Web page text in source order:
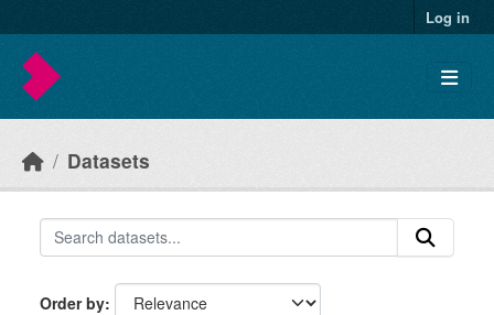
Log in
Datasets
Order by